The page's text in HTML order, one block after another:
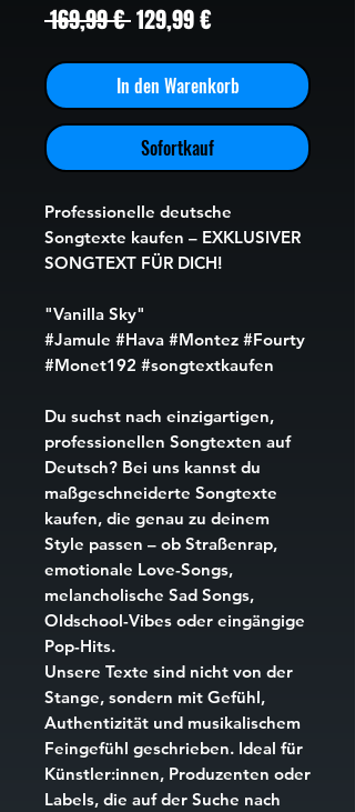
169,99 € Standardpreis
129,99 €Sale-
In den Warenkorb
Sofortkauf
Professionelle deutsche
Songtexte kaufen – EXKLUSIVER
SONGTEXT FÜR DICH!
"Vanilla Sky"
#Jamule #Hava #Montez #Fourty
#Monet192 #songtextkaufen
Du suchst nach einzigartigen,
professionellen Songtexten auf
Deutsch? Bei uns kannst du
maßgeschneiderte Songtexte
kaufen, die genau zu deinem
Style passen – ob Straßenrap,
emotionale Love-Songs,
melancholische Sad Songs,
Oldschool-Vibes oder eingängige
Pop-Hits.
Unsere Texte sind nicht von der
Stange, sondern mit Gefühl,
Authentizität und musikalischem
Feingefühl geschrieben. Ideal für
Künstler:innen, Produzenten oder
Labels, die auf der Suche nach